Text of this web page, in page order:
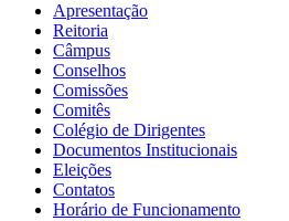
Apresentação
Reitoria
Câmpus
Conselhos
Comissões
Comitês
Colégio de Dirigentes
Documentos Institucionais
Eleições
Contatos
Horário de Funcionamento